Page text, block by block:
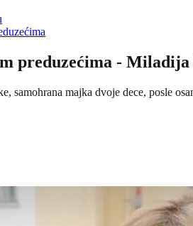
preduzećima -
samohrana majka dvoje dece, posle